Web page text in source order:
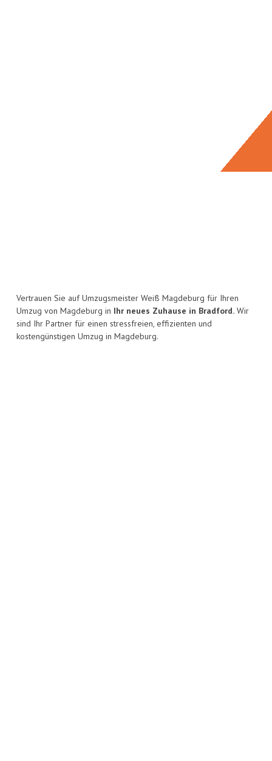
Vertrauen Sie auf Umzugsmeister Weiß Magdeburg für Ihren
Umzug von Magdeburg in Ihr neues Zuhause in Bradford. Wir
sind Ihr Partner für einen stressfreien, effizienten und
kostengünstigen Umzug in Magdeburg.